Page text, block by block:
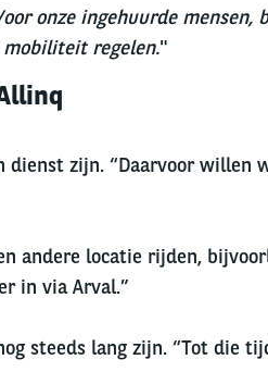
onze ingehuurde mensen,
regelen."
zijn. “Daarvoor willen
andere locatie rijden,
in via Arval.”
steeds lang zijn. “Tot die